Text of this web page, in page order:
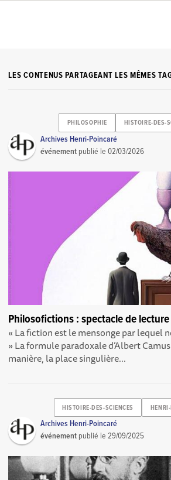
LES CONTENUS PARTAGEANT LES MÊMES
PHILOSOPHIE HISTOIRE-DES-
Archives Henri-Poincaré
événement publié le02/03/2026
Philosofictions : spectacle de lecture
« La fiction est le mensonge par lequel
» La formule paradoxale d’Albert
manière, la place singulière...
HISTOIRE-DES-SCIENCES
Archives Henri-Poincaré
événement publié le29/09/2025